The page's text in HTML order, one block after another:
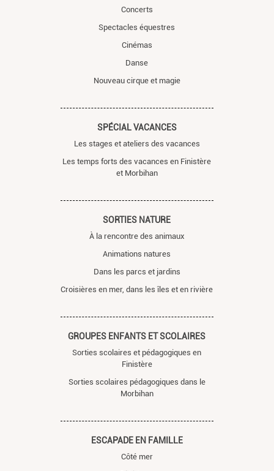
Concerts
Spectacles équestres
Cinémas
Danse
Nouveau cirque et magie
SPÉCIAL VACANCES
Les stages et ateliers des vacances
Les temps forts des vacances en Finistère
et Morbihan
SORTIES NATURE
À la rencontre des animaux
Animations natures
Dans les parcs et jardins
Croisières en mer, dans les îles et en rivière
GROUPES ENFANTS ET SCOLAIRES
Sorties scolaires et pédagogiques en
Finistère
Sorties scolaires pédagogiques dans le
Morbihan
ESCAPADE EN FAMILLE
Côté mer